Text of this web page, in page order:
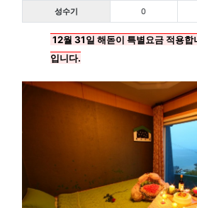
성수기 0
12월 31일 해돋이 특별요금 적용
입니다.